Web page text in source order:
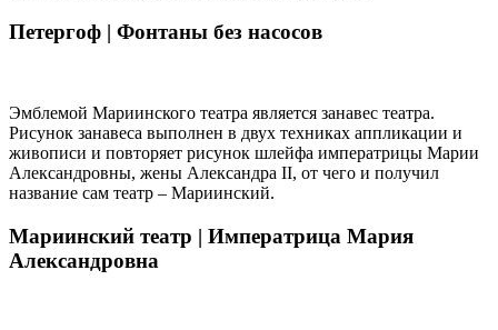
Петергоф | Фонтаны без насосов
Эмблемой Мариинского театра является занавес театра.
Рисунок занавеса выполнен в двух техниках аппликации и
живописи и повторяет рисунок шлейфа императрицы Марии
Александровны, жены Александра II, от чего и получил
название сам театр – Мариинский.
Мариинский театр | Императрица Мария
Александровна